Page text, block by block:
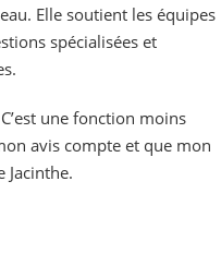
Elle soutient les équipes
spécialisées et
une fonction moins
avis compte et que mon
Jacinthe.